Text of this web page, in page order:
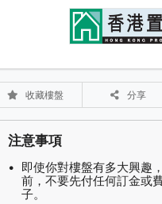
收藏樓盤 分享
注意事項
即使你對樓盤有多大興趣
前，不要先付任何訂金或
子。